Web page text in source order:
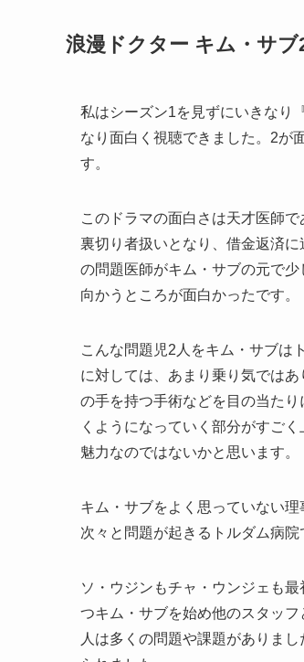
浪漫ドクター キム・サ
私はシーズン1を見ずにいきなり
なり面白く視聴できました。2が
す。
このドラマの面白さは天才医師
裏切り者扱いとなり、借金返済
の問題医師がキム・サブの元で
向かうところが面白かったです。
こんな問題児2人をキム・サブは
に対しては、あまり乗り気では
の手を持つ手術などを目の当た
くようになっていく部分がすご
魅力なのではないかと思います。
キム・サブをよく思っていない
次々と問題が起きるトルダム病
ソ・ウジンもチャ・ウンジェも
つキム・サブを始め他のスタッ
人は多くの問題や課題がありま